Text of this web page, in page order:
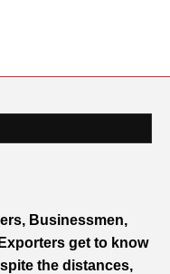
Businessmen,
get to know
the distances,